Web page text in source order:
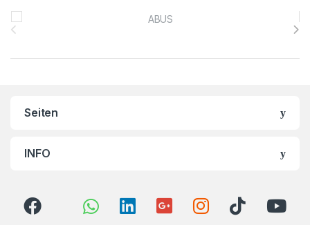
Brands Carousel
Seiten
INFO